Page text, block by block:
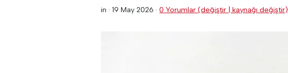
in ·19 May 2026 ·0 Yorumlar (değiştir | kaynağı değiştir)